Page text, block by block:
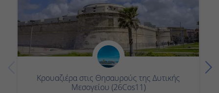
Ημέρα
Ημέρα 13η
Εν Πλω
Κρουαζιέρα στις Θησαυρούς της Δυτικής
Μεσογείου (26Cos11)